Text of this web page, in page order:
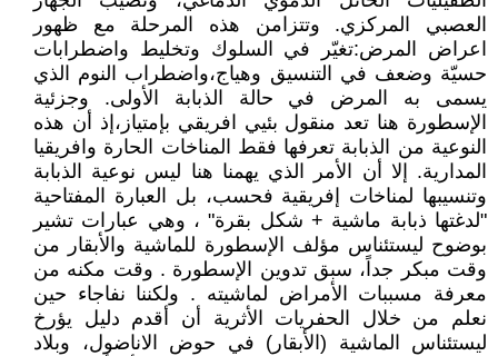
العصبي المركزي. وتتزامن هذه المرحلة مع ظهور
اعراض المرض:تغيّر في السلوك وتخليط واضطرابات
حسيّة وضعف في التنسيق وهياج،واضطراب النوم الذي
يسمى به المرض في حالة الذبابة الأولى. وجزئية
الإسطورة هنا تعد منقول بئيي افريقي بإمتياز،إذ أن هذه
النوعية من الذبابة تعرفها فقط المناخات الحارة وافريقيا
المدارية. إلا أن الأمر الذي يهمنا هنا ليس نوعية الذبابة
وتنسيبها لمناخات إفريقية فحسب، بل العبارة المفتاحية
"لدغتها ذبابة ماشية + شكل بقرة" ، وهي عبارات تشير
بوضوح ليستئناس مؤلف الإسطورة للماشية والأبقار من
وقت مبكر جداً، سبق تدوين الإسطورة . وقت مكنه من
معرفة مسببات الأمراض لماشيته . ولكننا نفاجاء حين
نعلم من خلال الحفريات الأثرية أن أقدم دليل يؤرخ
ليستئناس الماشية (الأبقار) في حوض الاناضول، وبلاد